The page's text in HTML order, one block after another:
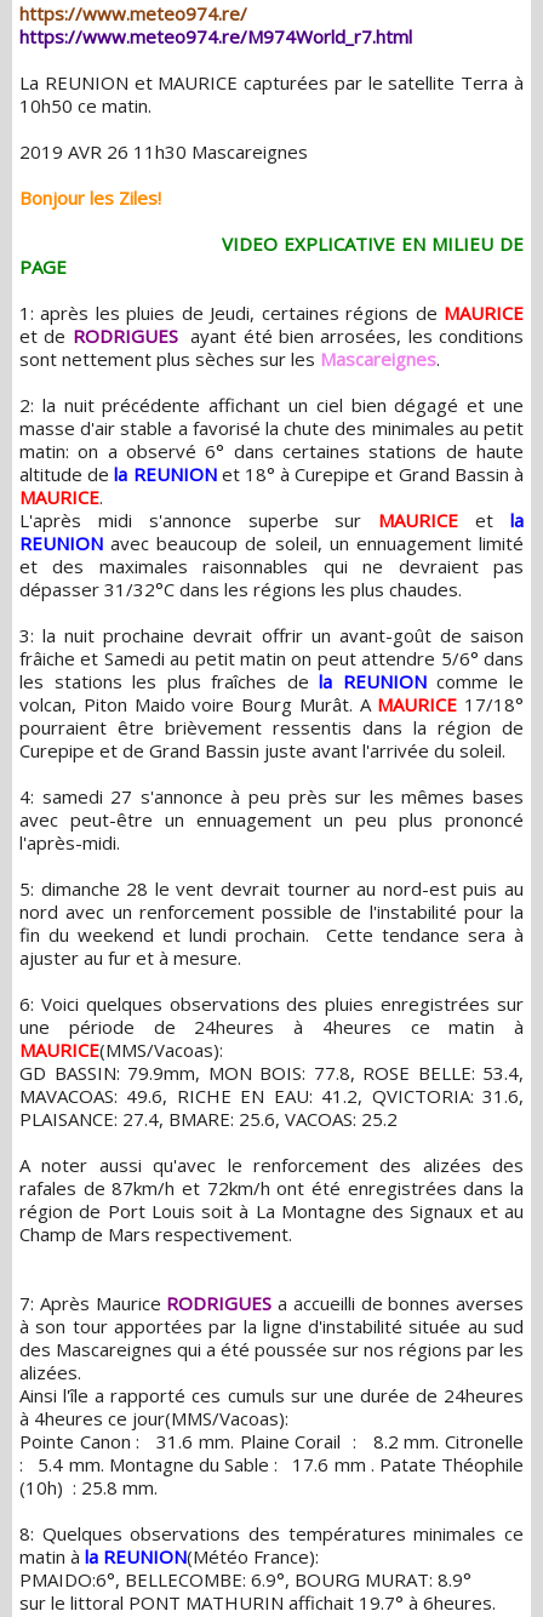
https://www.meteo974.re/
https://www.meteo974.re/M974World_r7.html
La REUNION et MAURICE capturées par le satellite Terra à
10h50 ce matin.
2019 AVR 26 11h30 Mascareignes
Bonjour les Ziles!
VIDEO EXPLICATIVE EN MILIEU DE
PAGE
1: après les pluies de Jeudi, certaines régions de MAURICE
et de RODRIGUESayant été bien arrosées, les conditions
sont nettement plus sèches sur les Mascareignes.
2: la nuit précédente affichant un ciel bien dégagé et une
masse d'air stable a favorisé la chute des minimales au petit
matin: on a observé 6° dans certaines stations de haute
altitude dela REUNIONet 18° à Curepipe et Grand Bassin à
MAURICE.
L'après midi s'annonce superbe sur MAURICE etla
REUNION avec beaucoup de soleil, un ennuagement limité
et des maximales raisonnables qui ne devraient pas
dépasser 31/32°C dans les régions les plus chaudes.
3: la nuit prochaine devrait offrir un avant-goût de saison
frâiche et Samedi au petit matin on peut attendre 5/6° dans
les stations les plus fraîches dela REUNIONcomme le
volcan, Piton Maido voire Bourg Murât. A MAURICE 17/18°
pourraient être brièvement ressentis dans la région de
Curepipe et de Grand Bassin juste avant l'arrivée du soleil.
4: samedi 27 s'annonce à peu près sur les mêmes bases
avec peut-être un ennuagement un peu plus prononcé
l'après-midi.
5: dimanche 28 le vent devrait tourner au nord-est puis au
nord avec un renforcement possible de l'instabilité pour la
fin du weekend et lundi prochain. Cette tendance sera à
ajuster au fur et à mesure.
6: Voici quelques observations des pluies enregistrées sur
une période de 24heures à 4heures ce matin à
MAURICE(MMS/Vacoas):
GD BASSIN: 79.9mm, MON BOIS: 77.8, ROSE BELLE: 53.4,
MAVACOAS: 49.6, RICHE EN EAU: 41.2, QVICTORIA: 31.6,
PLAISANCE: 27.4, BMARE: 25.6, VACOAS: 25.2
A noter aussi qu'avec le renforcement des alizées des
rafales de 87km/h et 72km/h ont été enregistrées dans la
région de Port Louis soit à La Montagne des Signaux et au
Champ de Mars respectivement.
7: Après Maurice RODRIGUES a accueilli de bonnes averses
à son tour apportées par la ligne d'instabilité située au sud
des Mascareignes qui a été poussée sur nos régions par les
alizées.
Ainsi l'île a rapporté ces cumuls sur une durée de 24heures
à 4heures ce jour(MMS/Vacoas):
Pointe Canon : 31.6 mm. Plaine Corail : 8.2 mm. Citronelle
: 5.4 mm. Montagne du Sable : 17.6 mm . Patate Théophile
(10h) : 25.8 mm.
8: Quelques observations des températures minimales ce
matin à la REUNION(Météo France):
PMAIDO:6°, BELLECOMBE: 6.9°, BOURG MURAT: 8.9°
sur le littoral PONT MATHURIN affichait 19.7° à 6heures.